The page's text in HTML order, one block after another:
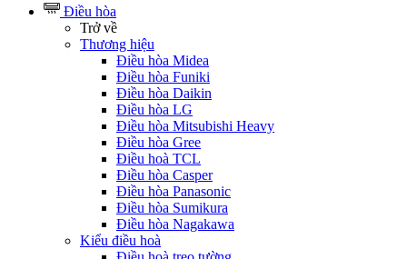
Điều hòa
Trở về
Thương hiệu
Điều hòa Midea
Điều hòa Funiki
Điều hòa Daikin
Điều hòa LG
Điều hòa Mitsubishi Heavy
Điều hòa Gree
Điều hoà TCL
Điều hòa Casper
Điều hòa Panasonic
Điều hòa Sumikura
Điều hòa Nagakawa
Kiểu điều hoà